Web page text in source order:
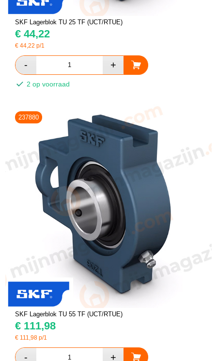
SKF Lagerblok TU 25 TF (UCT/RTUE)
€ 44,22
€44,22 p/1
2 op voorraad
237880
SKF Lagerblok TU 55 TF (UCT/RTUE)
€ 111,98
€ 111,98 p/1